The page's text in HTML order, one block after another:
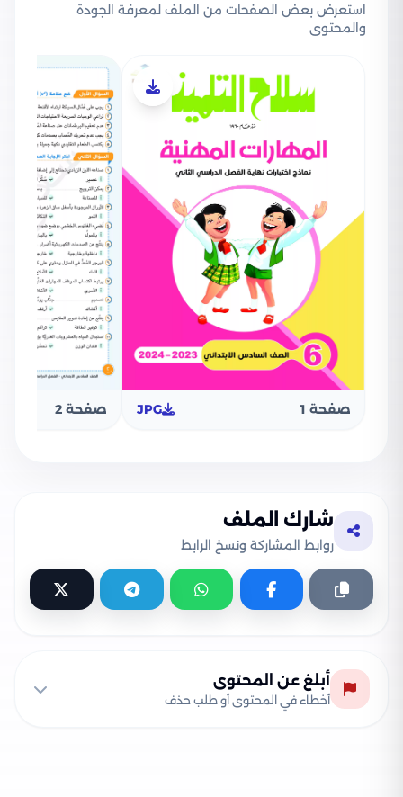
استعرض بعض الصفحات من الملف لمعرفة الجودة
والمحتوى
صفحة 1 JPG صفحة 2
شارك الملف
روابط المشاركة ونسخ الرابط
أبلغ عن المحتوى
أخطاء في المحتوى أو طلب حذف